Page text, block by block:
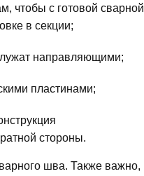
чтобы с готовой сварной
в секции;
направляющими;
пластинами;
стороны.
шва. Также важно,